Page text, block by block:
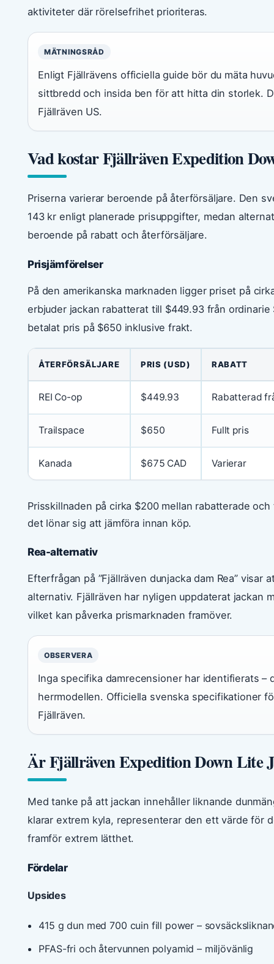
aktiviteter där rörelsefrihet prioriteras.
MÄTNINGSRÅD
Enligt Fjällrävens officiella guide bör du mäta
sittbredd och insida ben för att hitta din storlek.
Fjällräven US.
Vad kostar Fjällräven Expedition
Priserna varierar beroende på återförsäljare. Den
143 kr enligt planerade prisuppgifter, medan
beroende på rabatt och återförsäljare.
Prisjämförelser
På den amerikanska marknaden ligger priset på
erbjuder jackan rabatterat till $449.93 från
betalat pris på $650 inklusive frakt.
ÅTERFÖRSÄLJARE PRIS (USD) RABATT
REI Co-op $449.93 Rabatterad
Trailspace $650 Fullt pris
Kanada $675 CAD Varierar
Prisskillnaden på cirka $200 mellan rabatterade
det lönar sig att jämföra innan köp.
Rea-alternativ
Efterfrågan på ”Fjällräven dunjacka dam Rea” visar
alternativ. Fjällräven har nyligen uppdaterat jackan
vilket kan påverka prismarknaden framöver.
OBSERVERA
Inga specifika damrecensioner har identifierats –
herrmodellen. Officiella svenska specifikationer
Fjällräven.
Är Fjällräven Expedition Down Lite
Med tanke på att jackan innehåller liknande
klarar extrem kyla, representerar den ett värde för
framför extrem lätthet.
Fördelar
Upsides
415 g dun med 700 cuin fill power –
PFAS-fri och återvunnen polyamid – miljövänlig